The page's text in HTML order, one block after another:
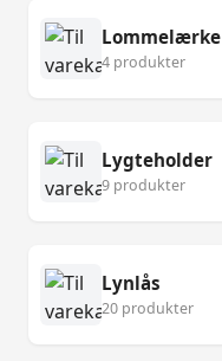
Lommelærke
4 produkter
Lygteholder
9 produkter
Lynlås
20 produkter